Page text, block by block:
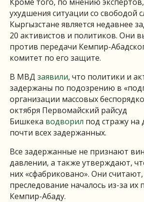
ухудшения ситуации со свободой
Кыргызстане является недавнее
20 активистов и политиков. Они
против передачи Кемпир-
комитет по его защите.
В МВД заявили, что политики и
задержаны по подозрению в
организации массовых
октября Первомайский райсуд
Бишкека водворил под стражу на
почти всех задержанных.
Все задержанные не признают
давлении, а также утверждают,
них «сфабриковано». Они
преследование началось из-за их
Кемпир-Абаду.